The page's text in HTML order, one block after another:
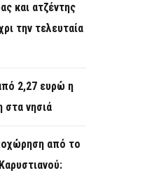
και ατζέντης
την τελευταία
2,27 ευρώ η
στα νησιά
από το